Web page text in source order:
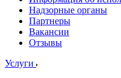
Надзорные органы
Партнеры
Вакансии
Отзывы
Услуги